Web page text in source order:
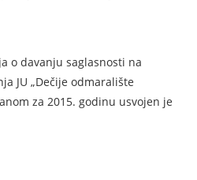
o davanju saglasnosti na
JU „Dečije odmaralište
za 2015. godinu usvojen je